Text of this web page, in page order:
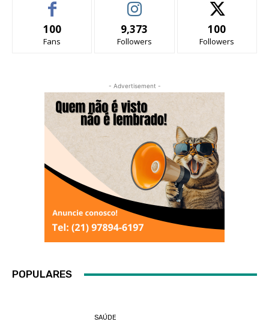
100
Fans
9,373
Followers
100
Followers
- Advertisement -
POPULARES
SAÚDE